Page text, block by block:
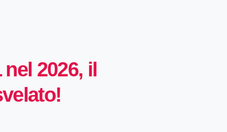
2026, il